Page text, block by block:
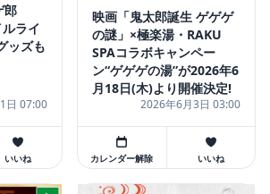
郎
ライ
ッズも
日 07:00
いいね
映画「鬼太郎誕生 ゲゲゲ
の謎」×極楽湯・RAKU
SPAコラボキャンペー
ン“ゲゲゲの湯”が2026年6
月18日(木)より開催決定!
2026年6月3日 03:00
カレンダー解除 いいね